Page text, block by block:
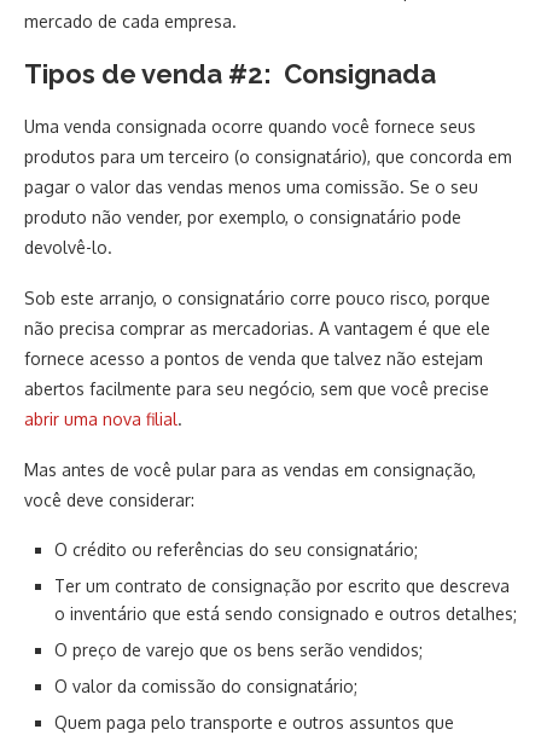
mercado de cada empresa.
Tipos de venda #2: Consignada
Uma venda consignada ocorre quando você fornece seus
produtos para um terceiro (o consignatário), que concorda em
pagar o valor das vendas menos uma comissão. Se o seu
produto não vender, por exemplo, o consignatário pode
devolvê-lo.
Sob este arranjo, o consignatário corre pouco risco, porque
não precisa comprar as mercadorias. A vantagem é que ele
fornece acesso a pontos de venda que talvez não estejam
abertos facilmente para seu negócio, sem que você precise
abrir uma nova filial.
Mas antes de você pular para as vendas em consignação,
você deve considerar:
O crédito ou referências do seu consignatário;
Ter um contrato de consignação por escrito que descreva
o inventário que está sendo consignado e outros detalhes;
O preço de varejo que os bens serão vendidos;
O valor da comissão do consignatário;
Quem paga pelo transporte e outros assuntos que